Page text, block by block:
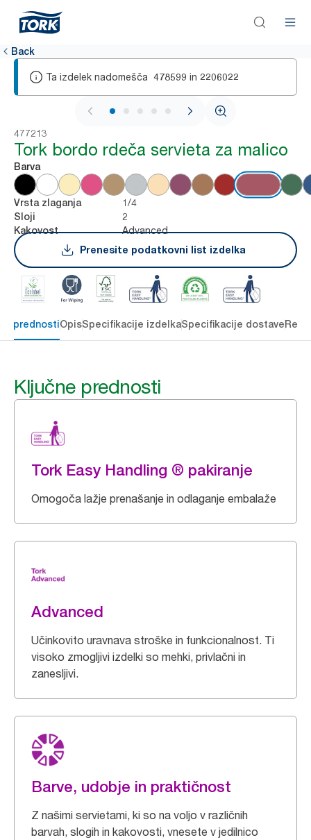
Back
Ta izdelek nadomešča 478599 in 2206022
1 / 6
477213
Tork bordo rdeča servieta za malico
Barva
Vrsta zlaganja 1/4
Sloji 2
Kakovost
Advanced
Prenesite podatkovni list izdelka
prednostiOpisSpecifikacije izdelkaSpecifikacije dostave
Ključne prednosti
Tork Easy Handling ® pakiranje
Omogoča lažje prenašanje in odlaganje embalaže
Advanced
Učinkovito uravnava stroške in funkcionalnost. Ti
visoko zmogljivi izdelki so mehki, privlačni in
zanesljivi.
Barve, udobje in praktičnost
Z našimi servietami, ki so na voljo v različnih
barvah, slogih in kakovosti, vnesete v jedilnico